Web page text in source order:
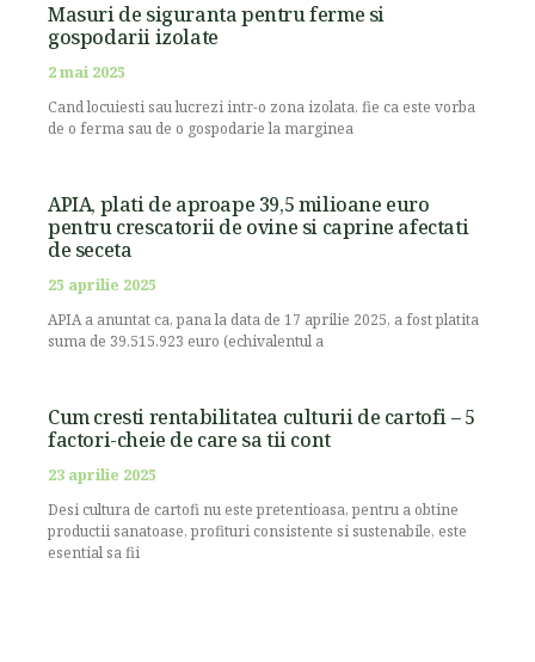
Masuri de siguranta pentru ferme si
gospodarii izolate
2 mai 2025
Cand locuiesti sau lucrezi intr-o zona izolata, fie ca este vorba
de o ferma sau de o gospodarie la marginea
APIA, plati de aproape 39,5 milioane euro
pentru crescatorii de ovine si caprine afectati
de seceta
25 aprilie 2025
APIA a anuntat ca, pana la data de 17 aprilie 2025, a fost platita
suma de 39.515.923 euro (echivalentul a
Cum cresti rentabilitatea culturii de cartofi – 5
factori-cheie de care sa tii cont
23 aprilie 2025
Desi cultura de cartofi nu este pretentioasa, pentru a obtine
productii sanatoase, profituri consistente si sustenabile, este
esential sa fii